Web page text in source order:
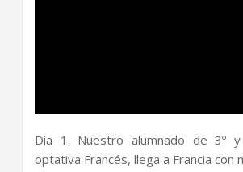
Día 1. Nuestro alumnado de 3º y
optativa Francés, llega a Francia con